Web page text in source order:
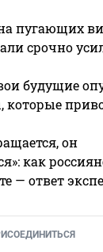
пугающих
срочно
будущие
которые
он
как
— ответ